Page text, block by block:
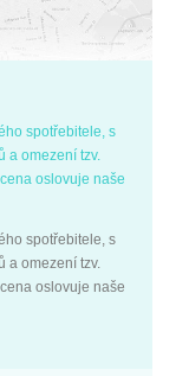
spotřebitele, s
a omezení tzv.
oslovuje naše
spotřebitele, s
a omezení tzv.
oslovuje naše